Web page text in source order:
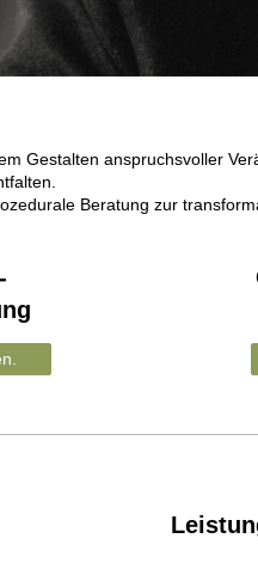
Gestalten anspruchsvoller
Beratung zur